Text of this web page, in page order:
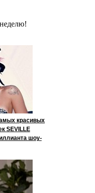
красивых
SEVILLE
шоу-